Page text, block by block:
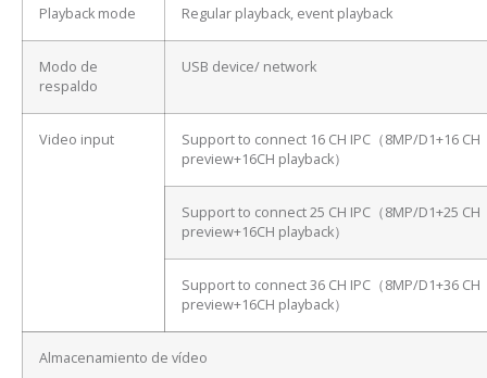
Playback mode Regular playback, event playback
Modo de
respaldo
USB device/ network
Video input
Support to connect 16 CH IPC（8MP/D1+16 CH
preview+16CH playback）
Support to connect 25 CH IPC（8MP/D1+25 CH
preview+16CH playback）
Support to connect 36 CH IPC（8MP/D1+36 CH
preview+16CH playback）
Almacenamiento de vídeo